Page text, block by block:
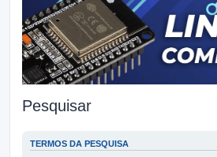
Pesquisar
TERMOS DA PESQUISA